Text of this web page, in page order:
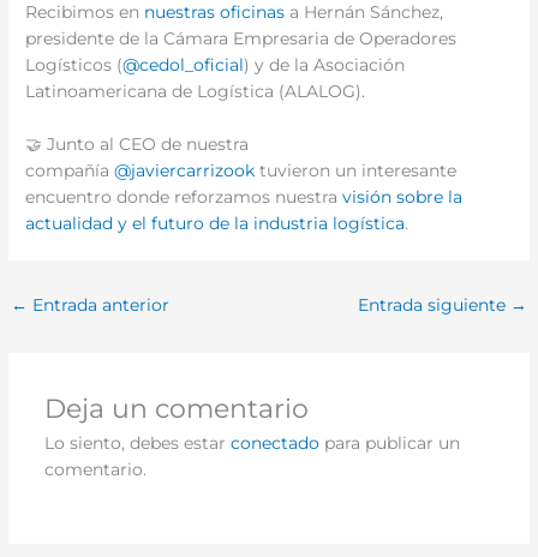
Recibimos en nuestras oficinas a Hernán Sánchez,
presidente de la Cámara Empresaria de Operadores
Logísticos (@cedol_oficial) y de la Asociación
Latinoamericana de Logística (ALALOG).
🤝 Junto al CEO de nuestra
compañía@javiercarrizook tuvieron un interesante
encuentro donde reforzamos nuestravisión sobre la
actualidad y el futuro de la industria logística.
← Entrada anterior Entrada siguiente →
Deja un comentario
Lo siento, debes estar conectadopara publicar un
comentario.